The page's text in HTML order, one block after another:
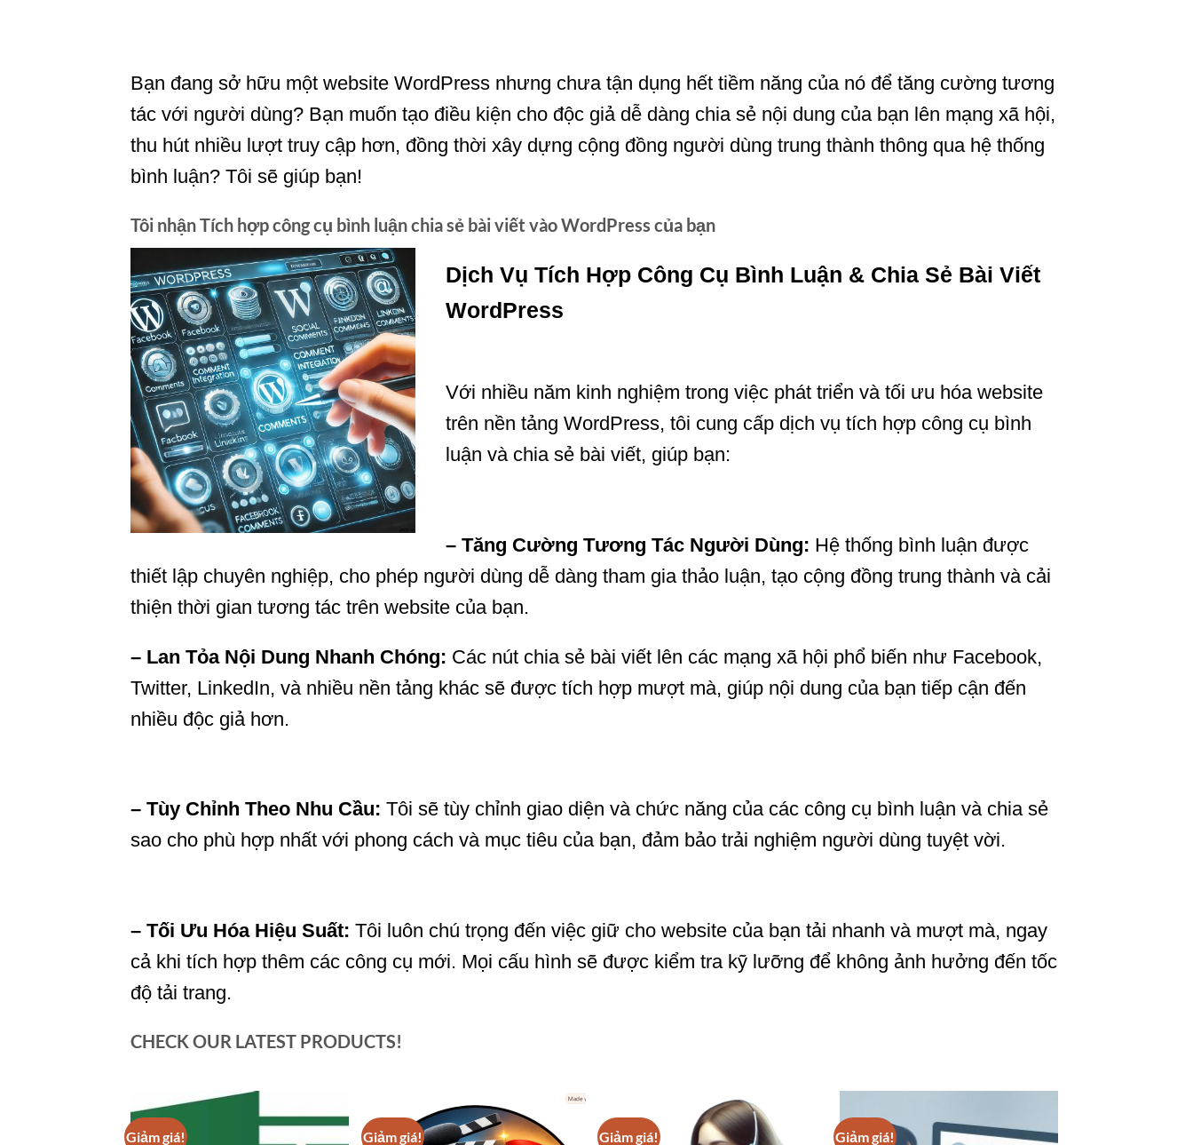
Bạn đang sở hữu một website WordPress nhưng chưa tận dụng hết tiềm năng của nó để tăng cường tương
tác với người dùng? Bạn muốn tạo điều kiện cho độc giả dễ dàng chia sẻ nội dung của bạn lên mạng xã hội,
thu hút nhiều lượt truy cập hơn, đồng thời xây dựng cộng đồng người dùng trung thành thông qua hệ thống
bình luận? Tôi sẽ giúp bạn!
Tôi nhận Tích hợp công cụ bình luận chia sẻ bài viết vào WordPress của bạn
Dịch Vụ Tích Hợp Công Cụ Bình Luận & Chia Sẻ Bài Viết
WordPress
Với nhiều năm kinh nghiệm trong việc phát triển và tối ưu hóa website
trên nền tảng WordPress, tôi cung cấp dịch vụ tích hợp công cụ bình
luận và chia sẻ bài viết, giúp bạn:
– Tăng Cường Tương Tác Người Dùng: Hệ thống bình luận được
thiết lập chuyên nghiệp, cho phép người dùng dễ dàng tham gia thảo luận, tạo cộng đồng trung thành và cải
thiện thời gian tương tác trên website của bạn.
– Lan Tỏa Nội Dung Nhanh Chóng: Các nút chia sẻ bài viết lên các mạng xã hội phổ biến như Facebook,
Twitter, LinkedIn, và nhiều nền tảng khác sẽ được tích hợp mượt mà, giúp nội dung của bạn tiếp cận đến
nhiều độc giả hơn.
– Tùy Chỉnh Theo Nhu Cầu: Tôi sẽ tùy chỉnh giao diện và chức năng của các công cụ bình luận và chia sẻ
sao cho phù hợp nhất với phong cách và mục tiêu của bạn, đảm bảo trải nghiệm người dùng tuyệt vời.
– Tối Ưu Hóa Hiệu Suất: Tôi luôn chú trọng đến việc giữ cho website của bạn tải nhanh và mượt mà, ngay
cả khi tích hợp thêm các công cụ mới. Mọi cấu hình sẽ được kiểm tra kỹ lưỡng để không ảnh hưởng đến tốc
độ tải trang.
CHECK OUR LATEST PRODUCTS!
Giảm giá! Giảm giá! Giảm giá! Giảm giá!